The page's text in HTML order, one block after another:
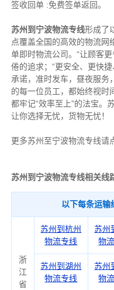
签收回单 :免费签单返回。
苏州到宁波物流专线形成了
点覆盖全国的高效的物流网
单即时物流公司。“让顾客
倦的追求；“更安全、更快
承诺，准时发车，昼夜服务
的每一位员工，都始终视时
都牢记“效率至上”的法宝。
让你选择无忧，货物无忧！
更多苏州至宁波物流专线请
苏州到宁波物流专线相关线
以下每条运输
浙
江
省
苏州到杭州
物流专线
苏州
物
苏州到湖州
物流专线
苏州
物